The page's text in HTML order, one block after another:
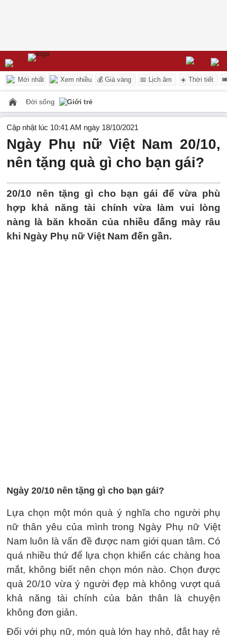
Mới nhất Xem nhiều 💰 Giá vàng 📅 Lịch âm ☀️ Thời tiết
Đời sống Giới trẻ
Cập nhật lúc 10:41 AM ngày 18/10/2021
Ngày Phụ nữ Việt Nam 20/10,
nên tặng quà gì cho bạn gái?
20/10 nên tặng gì cho bạn gái để vừa phù
hợp khả năng tài chính vừa làm vui lòng
nàng là băn khoăn của nhiều đấng mày râu
khi Ngày Phụ nữ Việt Nam đến gần.
Ngày 20/10 nên tặng gì cho bạn gái?
Lựa chọn một món quà ý nghĩa cho người phụ
nữ thân yêu của mình trong Ngày Phụ nữ Việt
Nam luôn là vấn đề được nam giới quan tâm. Có
quá nhiều thứ để lựa chọn khiến các chàng hoa
mắt, không biết nên chọn món nào. Chọn được
quà 20/10 vừa ý người đẹp mà không vượt quá
khả năng tài chính của bản thân là chuyện
không đơn giản.
Đối với phụ nữ, món quà lớn hay nhỏ, đắt hay rẻ